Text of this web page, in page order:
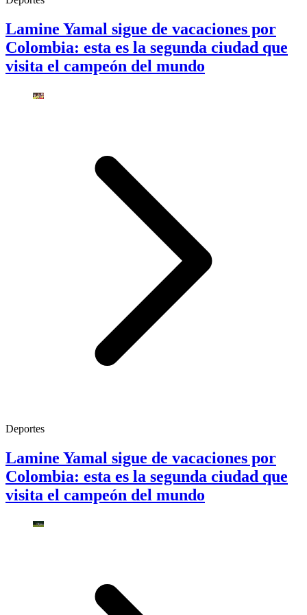
Lamine Yamal sigue de vacaciones por
Colombia: esta es la segunda ciudad que
visita el campeón del mundo
Deportes
Lamine Yamal sigue de vacaciones por
Colombia: esta es la segunda ciudad que
visita el campeón del mundo